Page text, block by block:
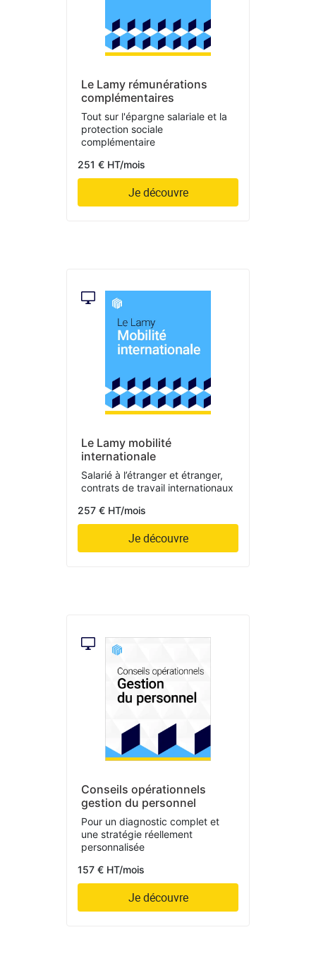
Le Lamy rémunérations
complémentaires
Tout sur l'épargne salariale et la
protection sociale
complémentaire
251 € HT/mois
Je découvre
Le Lamy mobilité
internationale
Salarié à l’étranger et étranger,
contrats de travail internationaux
257 € HT/mois
Je découvre
Conseils opérationnels
gestion du personnel
Pour un diagnostic complet et
une stratégie réellement
personnalisée
157 € HT/mois
Je découvre